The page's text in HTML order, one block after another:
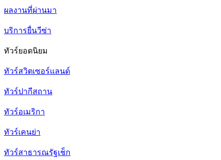
ผลงานที่ผ่านมา
บริการยื่นวีซ่า
ทัวร์ยอดนิยม
ทัวร์สวิตเซอร์แลนด์
ทัวร์ปากีสถาน
ทัวร์อเมริกา
ทัวร์เคนย่า
ทัวร์สาธารณรัฐเช็ก